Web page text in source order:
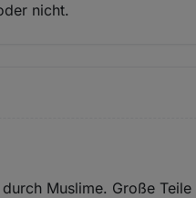
nicht.
Muslime. Große